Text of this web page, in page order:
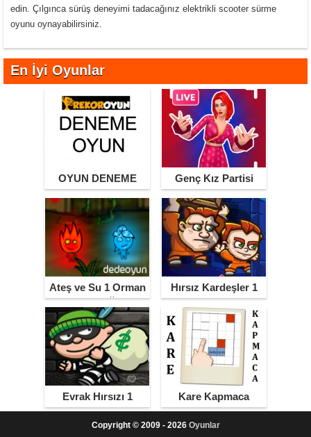
edin. Çılgınca sürüş deneyimi tadacağınız elektrikli scooter sürme
oyunu oynayabilirsiniz.
En İyi Oyunlar
OYUN DENEME Genç Kız Partisi
Ateş ve Su 1 Orman
Tapınağı
Hırsız Kardeşler 1
Evrak Hırsızı 1 Kare Kapmaca
Copyright © 2009 - 2026 Oyunlar